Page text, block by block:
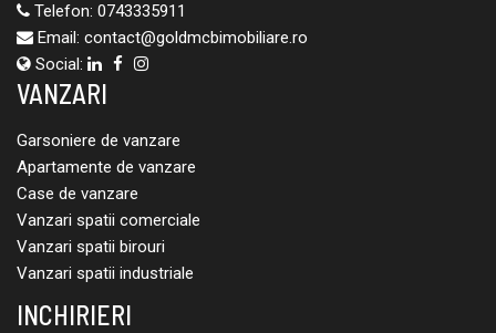
Telefon: 0743335911
Email: contact@goldmcbimobiliare.ro
Social:
VANZARI
Garsoniere de vanzare
Apartamente de vanzare
Case de vanzare
Vanzari spatii comerciale
Vanzari spatii birouri
Vanzari spatii industriale
INCHIRIERI